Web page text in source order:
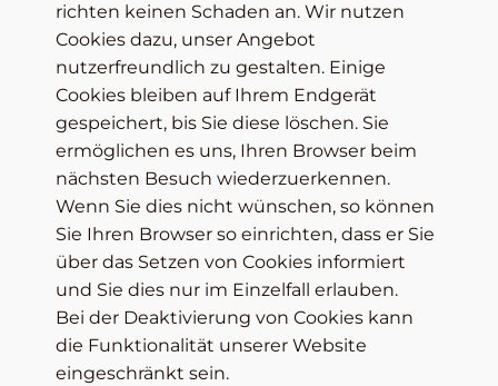
richten keinen Schaden an. Wir nutzen
Cookies dazu, unser Angebot
nutzerfreundlich zu gestalten. Einige
Cookies bleiben auf Ihrem Endgerät
gespeichert, bis Sie diese löschen. Sie
ermöglichen es uns, Ihren Browser beim
nächsten Besuch wiederzuerkennen.
Wenn Sie dies nicht wünschen, so können
Sie Ihren Browser so einrichten, dass er Sie
über das Setzen von Cookies informiert
und Sie dies nur im Einzelfall erlauben.
Bei der Deaktivierung von Cookies kann
die Funktionalität unserer Website
eingeschränkt sein.